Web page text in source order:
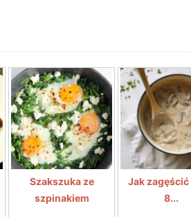
Szakszuka ze
szpinakiem
Jak zagęścić
8...